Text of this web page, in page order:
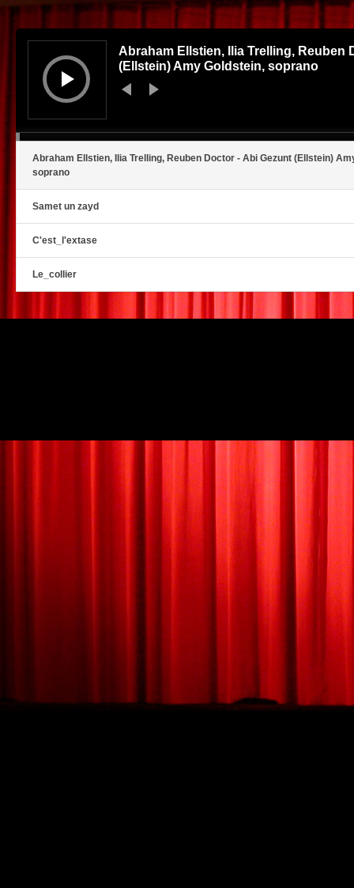
Audio
Player
Abraham Ellstien, Ilia Trelling, Reuben
(Ellstein) Amy Goldstein, soprano
Abraham Ellstien, Ilia Trelling, Reuben Doctor - Abi Gezunt (Ellstein)
soprano
Samet un zayd
C'est_l'extase
Le_collier